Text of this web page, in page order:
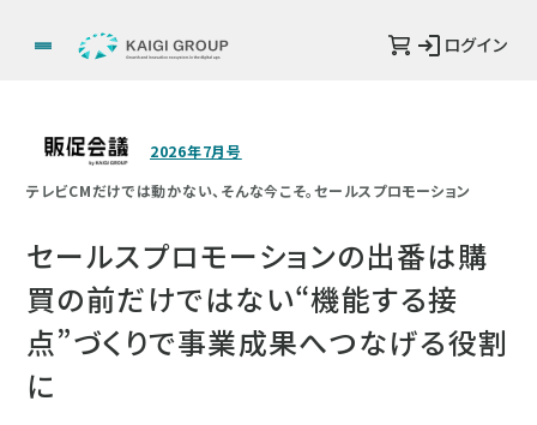
ログイン
2026年7月号
テレビCMだけでは動かない、そんな今こそ。セールスプロモーション
セールスプロモーションの出番は購
買の前だけではない“機能する接
点”づくりで事業成果へつなげる役割
に